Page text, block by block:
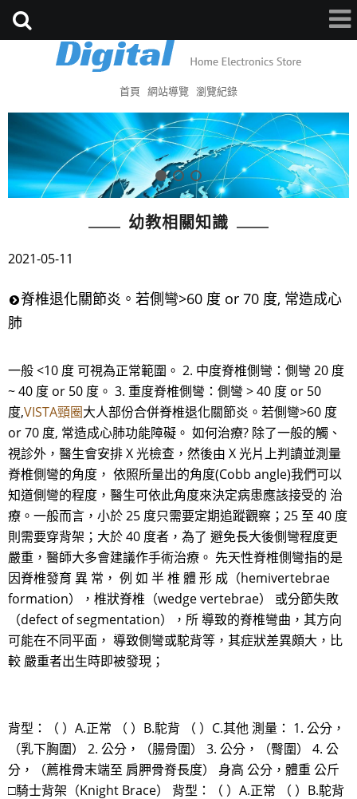
首頁 網站導覽 瀏覽紀錄
幼教相關知識
2021-05-11
脊椎退化關節炎。若側彎>60 度 or 70 度, 常造成心
肺
一般 <10 度 可視為正常範圍。 2. 中度脊椎側彎：側彎 20 度
~ 40 度 or 50 度。 3. 重度脊椎側彎：側彎 > 40 度 or 50
度,VISTA頸圈大人部份合併脊椎退化關節炎。若側彎>60 度
or 70 度, 常造成心肺功能障礙。 如何治療? 除了一般的觸、
視診外，醫生會安排 X 光檢查，然後由 X 光片上判讀並測量
脊椎側彎的角度， 依照所量出的角度(Cobb angle)我們可以
知道側彎的程度，醫生可依此角度來決定病患應該接受的 治
療。一般而言，小於 25 度只需要定期追蹤觀察；25 至 40 度
則需要穿背架；大於 40 度者，為了 避免長大後側彎程度更
嚴重，醫師大多會建議作手術治療。 先天性脊椎側彎指的是
因脊椎發育 異 常， 例 如 半 椎 體 形 成（hemivertebrae
formation），椎狀脊椎（wedge vertebrae） 或分節失敗
（defect of segmentation），所 導致的脊椎彎曲，其方向
可能在不同平面， 導致側彎或駝背等，其症狀差異頗大，比
較 嚴重者出生時即被發現；
背型：（ ）A.正常 （ ）B.駝背 （ ）C.其他 測量： 1. 公分，
（乳下胸圍） 2. 公分，（腸骨圍） 3. 公分，（臀圍） 4. 公
分，（薦椎骨末端至 肩胛骨脊長度） 身高 公分，體重 公斤
□騎士背架（Knight Brace） 背型：（ ）A.正常 （ ）B.駝背